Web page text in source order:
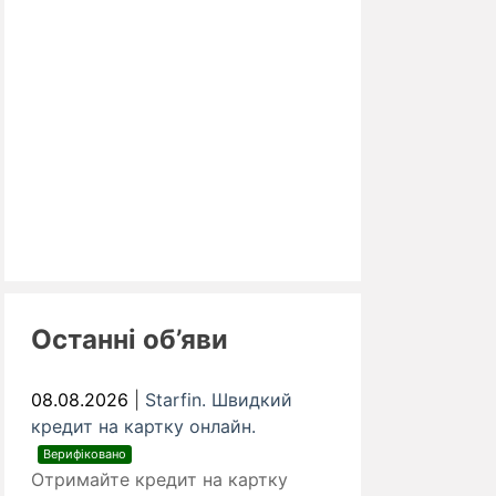
Останні об’яви
08.08.2026
Starfin. Швидкий
кредит на картку онлайн.
Верифіковано
Отримайте кредит на картку